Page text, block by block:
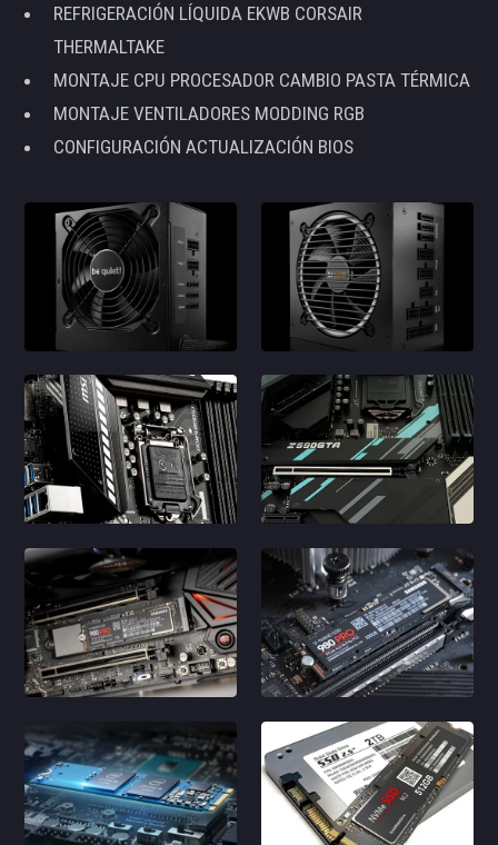
REFRIGERACIÓN LÍQUIDA EKWB CORSAIR
THERMALTAKE
MONTAJE CPU PROCESADOR CAMBIO PASTA TÉRMICA
MONTAJE VENTILADORES MODDING RGB
CONFIGURACIÓN ACTUALIZACIÓN BIOS